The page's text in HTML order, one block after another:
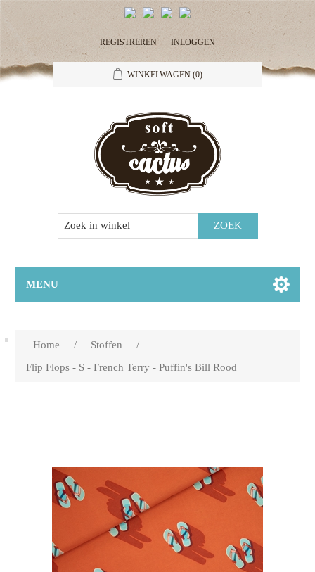
REGISTREREN INLOGGEN
WINKELWAGEN (0)
MENU
Home / Stoffen
/
Flip Flops - S - French Terry - Puffin's Bill Rood